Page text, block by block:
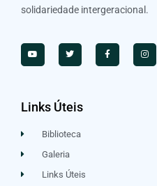
solidariedade intergeracional.
Links Úteis
Biblioteca
Galeria
Links Úteis